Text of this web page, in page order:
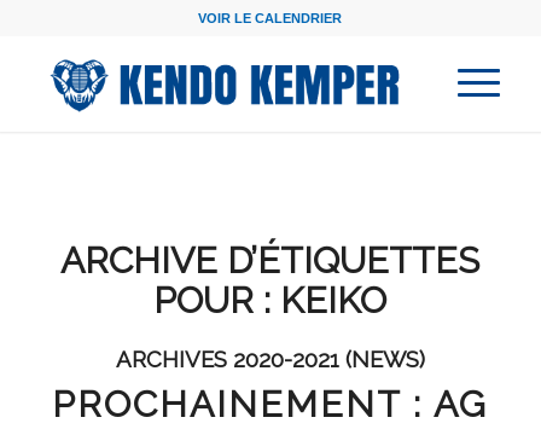
VOIR LE CALENDRIER
ARCHIVE D’ÉTIQUETTES
POUR : KEIKO
ARCHIVES 2020-2021 (NEWS)
PROCHAINEMENT : AG